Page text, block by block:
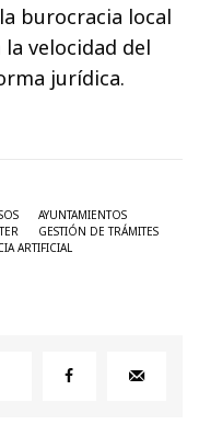
burocracia local
velocidad del
jurídica.
AYUNTAMIENTOS
GESTIÓN DE TRÁMITES
ARTIFICIAL